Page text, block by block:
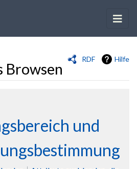
RDF Hilfe
Browsen
und